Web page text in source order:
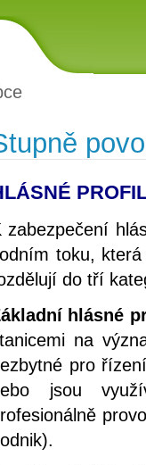
zabezpečení
toku,
do tří
hlásné
na
pro
jsou